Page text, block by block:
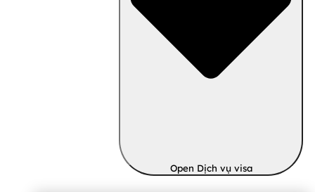
Open Dịch vụ visa